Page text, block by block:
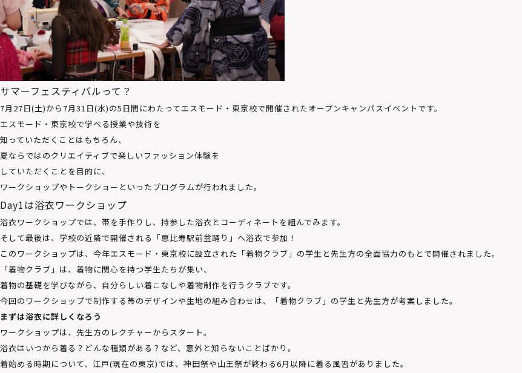
サマーフェスティバルって？
7月27日(土)から7月31日(水)の5日間にわたってエスモード・東京校で開催されたオープンキャンパスイベントです。
エスモード・東京校で学べる授業や技術を
知っていただくことはもちろん、
夏ならではのクリエイティブで楽しいファッション体験を
していただくことを目的に、
ワークショップやトークショーといったプログラムが行われました。
Day1は浴衣ワークショップ
浴衣ワークショップでは、帯を手作りし、持参した浴衣とコーディネートを組んでみます。
そして最後は、学校の近隣で開催される「恵比寿駅前盆踊り」へ浴衣で参加！
このワークショップは、今年エスモード・東京校に設立された「着物クラブ」の学生と先生方の全面協力のもとで開催されました。
「着物クラブ」は、着物に関心を持つ学生たちが集い、
着物の基礎を学びながら、自分らしい着こなしや着物制作を行うクラブです。
今回のワークショップで制作する帯のデザインや生地の組み合わせは、
「着物クラブ」の学生と先生方が考案しました。
まずは浴衣に詳しくなろう
ワークショップは、先生方のレクチャーからスタート。
浴衣はいつから着る？どんな種類がある？など、意外と知らないことばかり。
着始める時期について、江戸(現在の東京)では、神田祭や山王祭が終わる6月以降に着る風習がありました。